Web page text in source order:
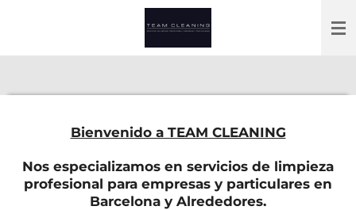
Bienvenido a TEAM CLEANING
Nos especializamos en servicios de limpieza
profesional para empresas y particulares en
Barcelona y Alrededores.